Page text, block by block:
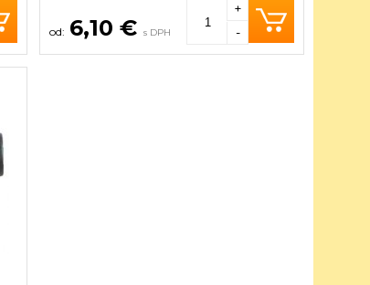
6,10 € s DPH
+
-